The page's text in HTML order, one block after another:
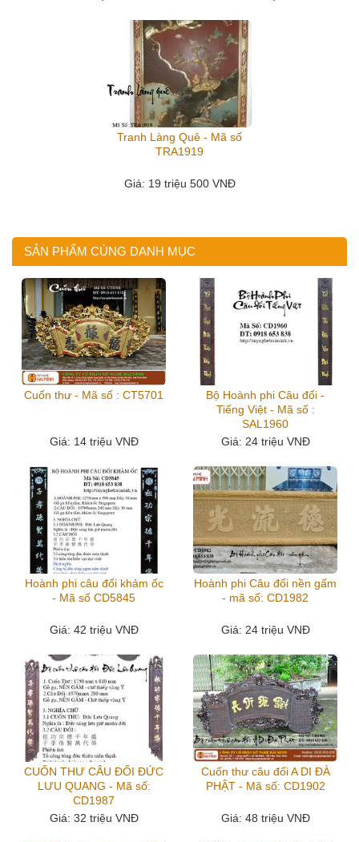
Tranh Làng Quê - Mã số
TRA1919
Giá: 19 triệu 500 VNĐ
SẢN PHẨM CÙNG DANH MỤC
Cuốn thư - Mã số : CT5701
Giá: 14 triệu VNĐ
Bộ Hoành phi Câu đối -
Tiếng Việt - Mã số :
SAL1960
Giá: 24 triệu VNĐ
Hoành phi câu đối khảm ốc
- Mã số CD5845
Giá: 42 triệu VNĐ
Hoành phi Câu đối nền gấm
- mã số: CD1982
Giá: 24 triệu VNĐ
CUỐN THƯ CÂU ĐỐI ĐỨC
LƯU QUANG - Mã số:
CD1987
Giá: 32 triệu VNĐ
Cuốn thư câu đối A DI ĐÀ
PHẬT - Mã số: CD1902
Giá: 48 triệu VNĐ